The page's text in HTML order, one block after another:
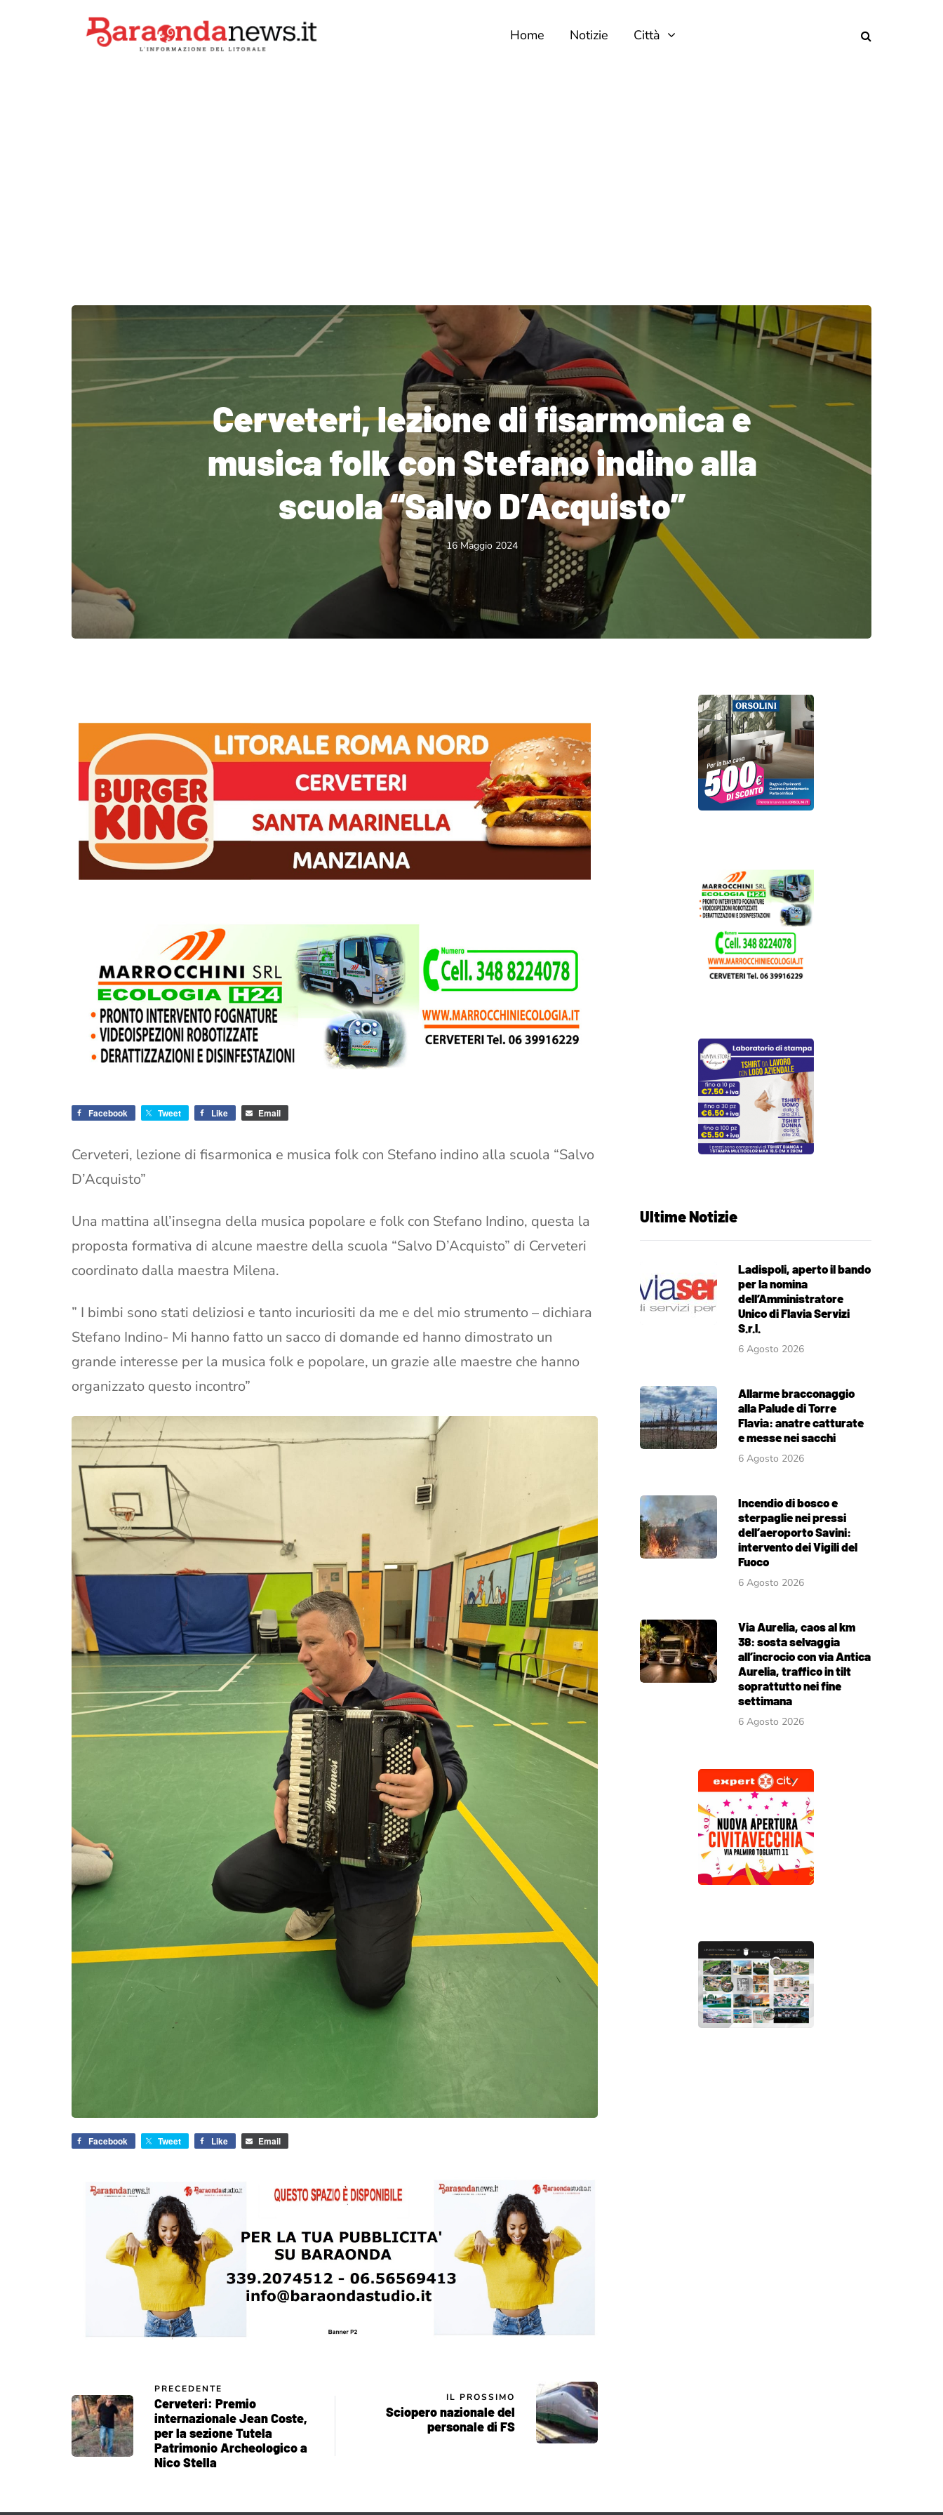
Home Notizie Città
Cerveteri, lezione di fisarmonica e
musica folk con Stefano indino alla
scuola “Salvo D’Acquisto”
16 Maggio 2024
Facebook Tweet Like Email
Cerveteri, lezione di fisarmonica e musica folk con Stefano indino alla scuola “Salvo
D’Acquisto”
Una mattina all’insegna della musica popolare e folk con Stefano Indino, questa la
proposta formativa di alcune maestre della scuola “Salvo D’Acquisto” di Cerveteri
coordinato dalla maestra Milena.
” I bimbi sono stati deliziosi e tanto incuriositi da me e del mio strumento – dichiara
Stefano Indino- Mi hanno fatto un sacco di domande ed hanno dimostrato un
grande interesse per la musica folk e popolare, un grazie alle maestre che hanno
organizzato questo incontro”
Facebook Tweet Like Email
PRECEDENTE
Cerveteri: Premio
internazionale Jean Coste,
per la sezione Tutela
Patrimonio Archeologico a
Nico Stella
IL PROSSIMO
Sciopero nazionale del
personale di FS
Ultime Notizie
Ladispoli, aperto il bando
per la nomina
dell’Amministratore
Unico di Flavia Servizi
S.r.l.
6 Agosto 2026
Allarme bracconaggio
alla Palude di Torre
Flavia: anatre catturate
e messe nei sacchi
6 Agosto 2026
Incendio di bosco e
sterpaglie nei pressi
dell’aeroporto Savini:
intervento dei Vigili del
Fuoco
6 Agosto 2026
Via Aurelia, caos al km
38: sosta selvaggia
all’incrocio con via Antica
Aurelia, traffico in tilt
soprattutto nei fine
settimana
6 Agosto 2026